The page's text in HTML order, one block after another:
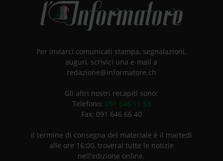
Per inviarci comunicati stampa, segnalazioni,
auguri, scrivici una e-mail a
redazione@informatore.ch
Gli altri nostri recapiti sono:
Telefono: 091 646 11 53
Fax: 091 646 66 40
Il termine di consegna del materiale è il martedì
alle ore 16:00, troverai tutte le notizie
nell'edizione online.